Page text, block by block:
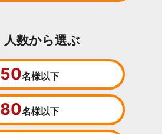
人数から選ぶ
50名様以下
80名様以下